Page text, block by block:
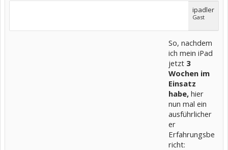
ipadler
Gast
So, nachdem
ich mein iPad
jetzt 3
Wochen im
Einsatz
habe, hier
nun mal ein
ausführlicher
er
Erfahrungsbe
richt: